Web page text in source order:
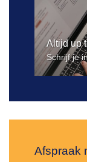
Altijd up
Schrijf je
Afspraak